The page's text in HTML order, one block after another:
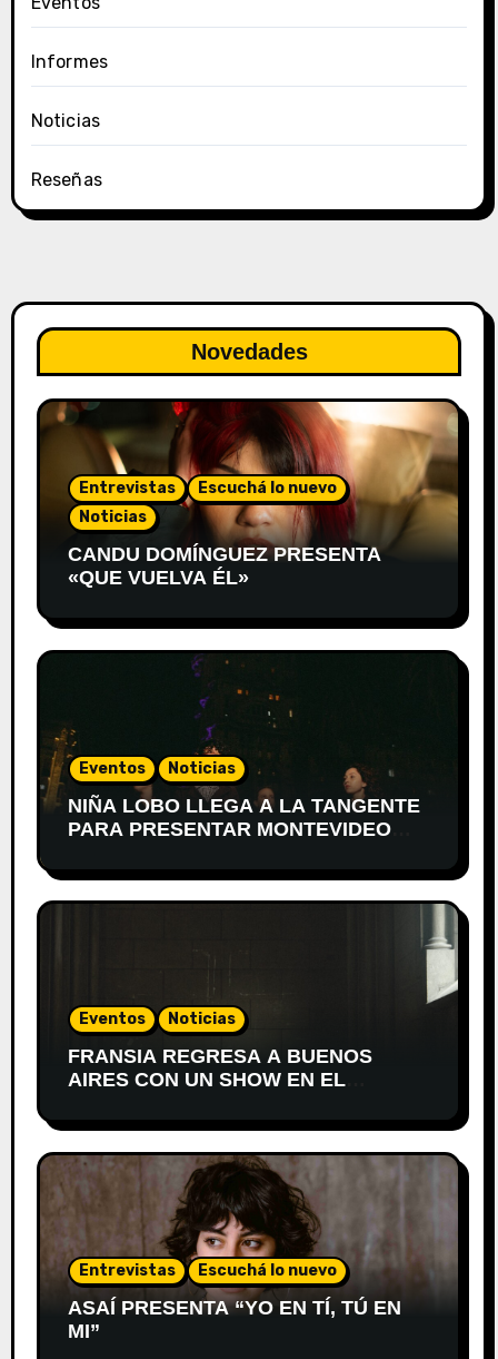
Informes
Noticias
Reseñas
Novedades
Entrevistas
Escuchá lo nuevo
Noticias
CANDU DOMÍNGUEZ PRESENTA
«QUE VUELVA ÉL»
Eventos Noticias
NIÑA LOBO LLEGA A LA TANGENTE
PARA PRESENTAR MONTEVIDEO
Eventos Noticias
FRANSIA REGRESA A BUENOS
AIRES CON UN SHOW EN EL
Entrevistas Escuchá lo nuevo
ASAÍ PRESENTA “YO EN TÍ, TÚ EN
MI”